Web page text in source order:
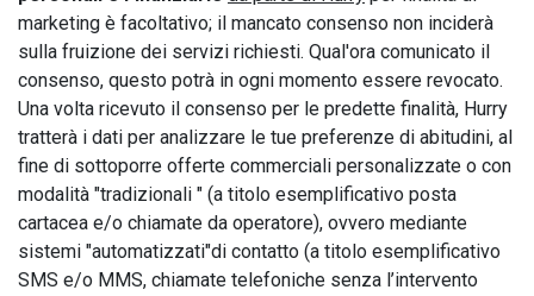
marketing è facoltativo; il mancato consenso non inciderà
sulla fruizione dei servizi richiesti. Qual'ora comunicato il
consenso, questo potrà in ogni momento essere revocato.
Una volta ricevuto il consenso per le predette finalità, Hurry
tratterà i dati per analizzare le tue preferenze di abitudini, al
fine di sottoporre offerte commerciali personalizzate o con
modalità "tradizionali " (a titolo esemplificativo posta
cartacea e/o chiamate da operatore), ovvero mediante
sistemi "automatizzati"di contatto (a titolo esemplificativo
SMS e/o MMS, chiamate telefoniche senza l’intervento